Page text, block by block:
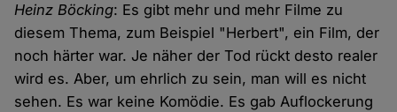
Heinz Böcking: Es gibt mehr und mehr Filme zu
diesem Thema, zum Beispiel "Herbert", ein Film, der
noch härter war. Je näher der Tod rückt desto realer
wird es. Aber, um ehrlich zu sein, man will es nicht
sehen. Es war keine Komödie. Es gab Auflockerung